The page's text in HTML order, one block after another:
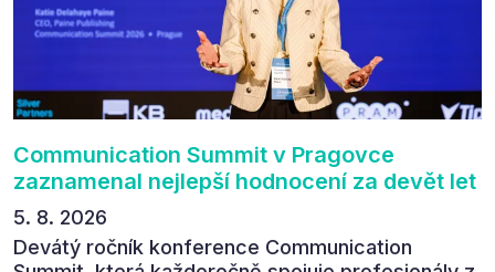
Communication Summit v Pragovce
zaznamenal nejlepší hodnocení za devět let
5. 8. 2026
Devátý ročník konference Communication